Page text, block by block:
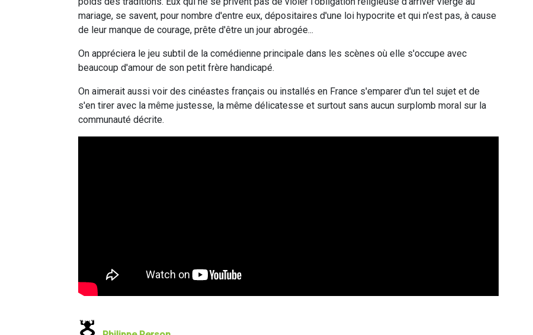
mariage, se savent, pour nombre d'entre eux, dépositaires d'une loi hypocrite et qui n'est pas, à cause
de leur manque de courage, prête d'être un jour abrogée...
On appréciera le jeu subtil de la comédienne principale dans les scènes où elle s'occupe avec
beaucoup d'amour de son petit frère handicapé.
On aimerait aussi voir des cinéastes français ou installés en France s'emparer d'un tel sujet et de
s'en tirer avec la même justesse, la même délicatesse et surtout sans aucun surplomb moral sur la
communauté décrite.